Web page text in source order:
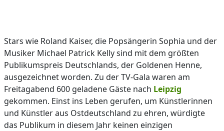
Stars wie Roland Kaiser, die Popsängerin Sophia und der
Musiker Michael Patrick Kelly sind mit dem größten
Publikumspreis Deutschlands, der Goldenen Henne,
ausgezeichnet worden. Zu der TV-Gala waren am
Freitagabend 600 geladene Gäste nach Leipzig
gekommen. Einst ins Leben gerufen, um Künstlerinnen
und Künstler aus Ostdeutschland zu ehren, würdigte
das Publikum in diesem Jahr keinen einzigen